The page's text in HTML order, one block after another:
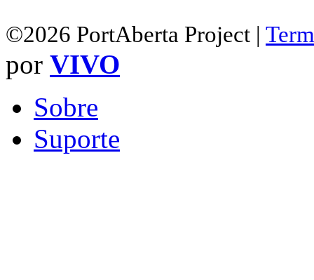
©2026 PortAberta Project |
por VIVO
Sobre
Suporte